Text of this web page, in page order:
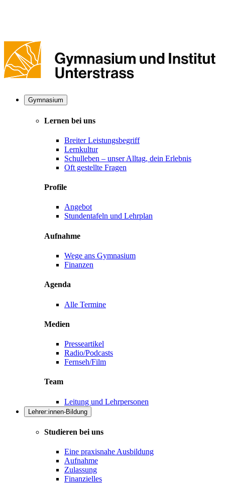
Gymnasium
Lernen bei uns
Breiter Leistungsbegriff
Lernkultur
Schulleben – unser Alltag, dein Erlebnis
Oft gestellte Fragen
Profile
Angebot
Stundentafeln und Lehrplan
Aufnahme
Wege ans Gymnasium
Finanzen
Agenda
Alle Termine
Medien
Presseartikel
Radio/Podcasts
Fernseh/Film
Team
Leitung und Lehrpersonen
Lehrer:innen-Bildung
Studieren bei uns
Eine praxisnahe Ausbildung
Aufnahme
Zulassung
Finanzielles